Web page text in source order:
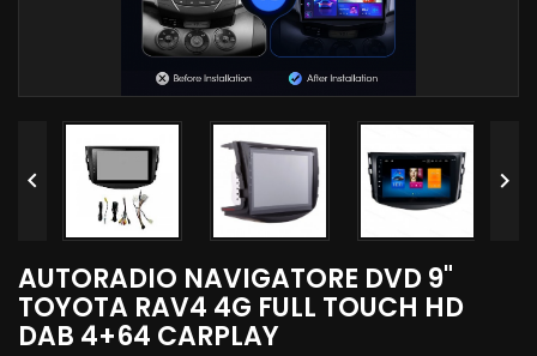
 
AUTORADIO NAVIGATORE DVD 9"
TOYOTA RAV4 4G FULL TOUCH HD
DAB 4+64 CARPLAY